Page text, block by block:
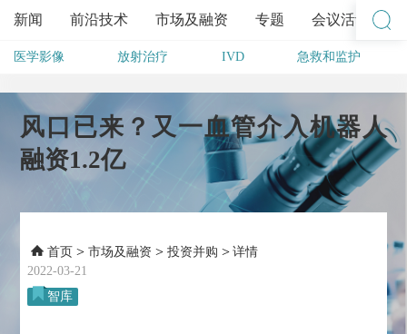
新闻 前沿技术 市场及融资 专题 会议活动
医学影像 放射治疗 IVD 急救和监护
风口已来？又一血管介入机器人
融资1.2亿
首页 > 市场及融资 > 投资并购 > 详情
2022-03-21
智库